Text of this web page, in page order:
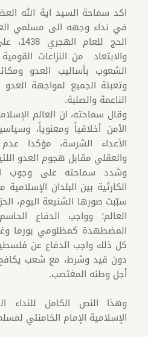
اكد سماحة السيد اية الله
في نداء وجهه الى مسلمي
الحج
والابتعاد من النزاعات
الشعوب بأساليب العدو
وتعبئة الجميع لمواجهة
الناعمة والصلبة.
وقال سماحته، ان العالم
الأمن أخلاقياً ومعنوياً،
الأعداء الشرسة، مؤكدا
والعقلي مقابل هجوم العدو
وشدد سماحته على وجوب
الكارثية بين البلدان
سبّبت صورها الشنيعة اليوم،
العالم؛ وواجب الدفاع
المضطهدة كمظلومي بورما
كل ذلك واجب الدفاع عن
دون قيد وشرط، مع شعب
أجل وطنه المغتصب.
وهذا النص الكامل للنداء
الإسلامية الإمام الخامنئي